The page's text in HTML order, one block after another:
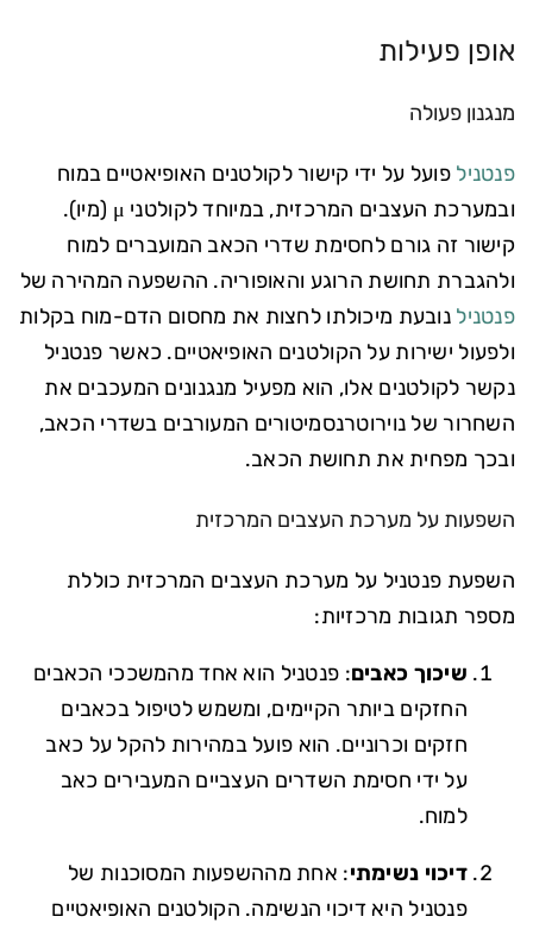
אופן פעילות
מנגנון פעולה
פנטניל פועל על ידי קישור לקולטנים האופיאטיים במוח
ובמערכת העצבים המרכזית, במיוחד לקולטני μ (מיו).
קישור זה גורם לחסימת שדרי הכאב המועברים למוח
ולהגברת תחושת הרוגע והאופוריה. ההשפעה המהירה של
פנטניל נובעת מיכולתו לחצות את מחסום הדם-מוח בקלות
ולפעול ישירות על הקולטנים האופיאטיים. כאשר פנטניל
נקשר לקולטנים אלו, הוא מפעיל מנגנונים המעכבים את
השחרור של נוירוטרנסמיטורים המעורבים בשדרי הכאב,
ובכך מפחית את תחושת הכאב.
השפעות על מערכת העצבים המרכזית
השפעת פנטניל על מערכת העצבים המרכזית כוללת
מספר תגובות מרכזיות:
שיכוך כאבים: פנטניל הוא אחד מהמשככי הכאבים
החזקים ביותר הקיימים, ומשמש לטיפול בכאבים
חזקים וכרוניים. הוא פועל במהירות להקל על כאב
על ידי חסימת השדרים העצביים המעבירים כאב
למוח.
דיכוי נשימתי: אחת מההשפעות המסוכנות של
פנטניל היא דיכוי הנשימה. הקולטנים האופיאטיים